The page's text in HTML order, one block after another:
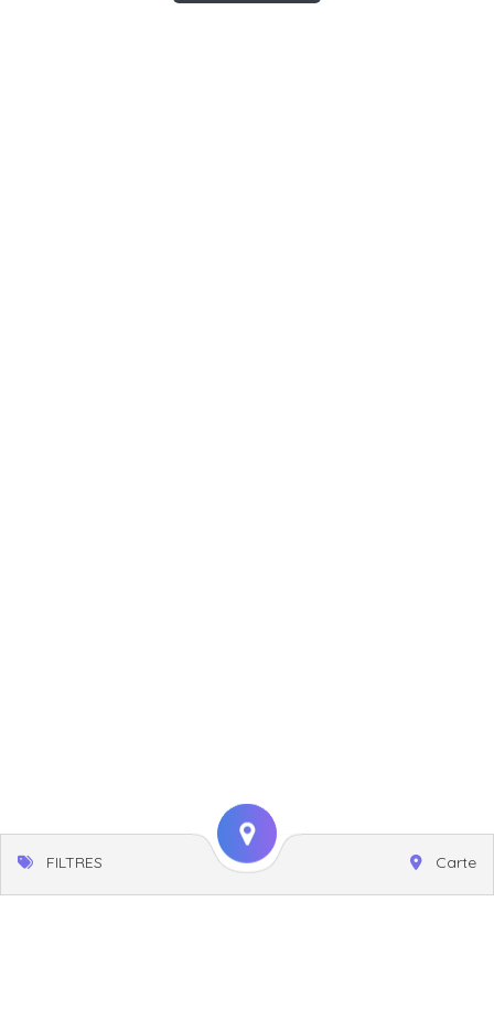
FILTRES Carte